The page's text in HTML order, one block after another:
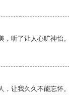
听了让人心旷神怡。
让我久久不能忘怀。